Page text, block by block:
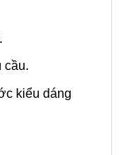
cầu.
kiểu dáng